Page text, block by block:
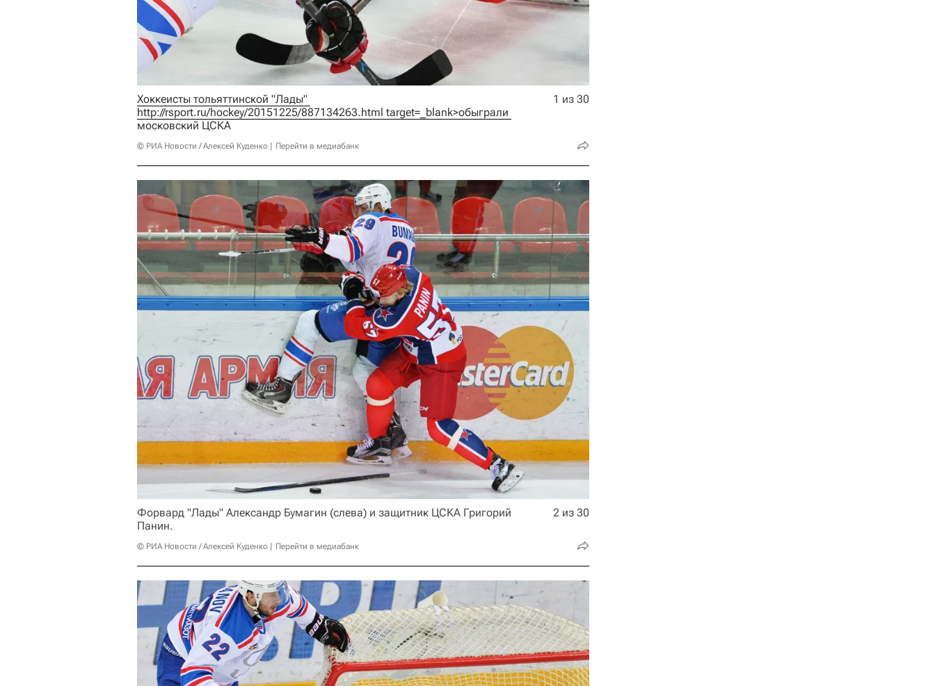
http://rsport.ru/hockey/20151225/887134263.html target=_blank>обыграли
московский ЦСКА
© РИА Новости / Алексей Куденко Перейти в медиабанк
1 из 30
Форвард "Лады" Александр Бумагин (слева) и защитник ЦСКА Григорий
Панин.
© РИА Новости / Алексей Куденко Перейти в медиабанк
2 из 30